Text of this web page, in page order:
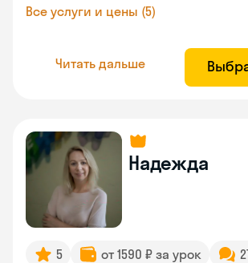
Все услуги и цены (5)
Читать дальше
Надежда
5 от 1590 ₽ за урок